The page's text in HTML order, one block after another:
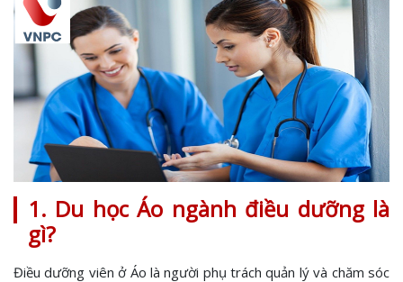
1. Du học Áo ngành điều dưỡng là
gì?
Điều dưỡng viên ở Áo là người phụ trách quản lý và chăm sóc